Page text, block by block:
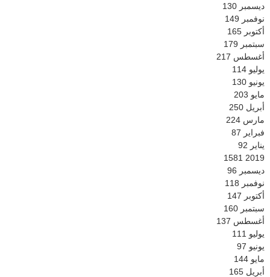
ديسمبر 130
نوفمبر 149
أكتوبر 165
سبتمبر 179
أغسطس 217
يوليو 114
يونيو 130
مايو 203
أبريل 250
مارس 224
فبراير 87
يناير 92
2019
1581
ديسمبر 96
نوفمبر 118
أكتوبر 147
سبتمبر 160
أغسطس 137
يوليو 111
يونيو 97
مايو 144
أبريل 165